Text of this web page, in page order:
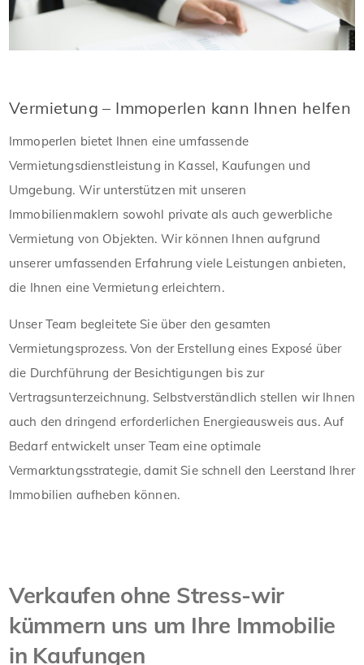
Vermietung – Immoperlen kann Ihnen helfen
Immoperlen bietet Ihnen eine umfassende
Vermietungsdienstleistung in Kassel, Kaufungen und
Umgebung. Wir unterstützen mit unseren
Immobilienmaklern sowohl private als auch gewerbliche
Vermietung von Objekten. Wir können Ihnen aufgrund
unserer umfassenden Erfahrung viele Leistungen anbieten,
die Ihnen eine Vermietung erleichtern.
Unser Team begleitete Sie über den gesamten
Vermietungsprozess. Von der Erstellung eines Exposé über
die Durchführung der Besichtigungen bis zur
Vertragsunterzeichnung. Selbstverständlich stellen wir Ihnen
auch den dringend erforderlichen Energieausweis aus. Auf
Bedarf entwickelt unser Team eine optimale
Vermarktungsstrategie, damit Sie schnell den Leerstand Ihrer
Immobilien aufheben können.
Verkaufen ohne Stress-wir
kümmern uns um Ihre Immobilie
in Kaufungen